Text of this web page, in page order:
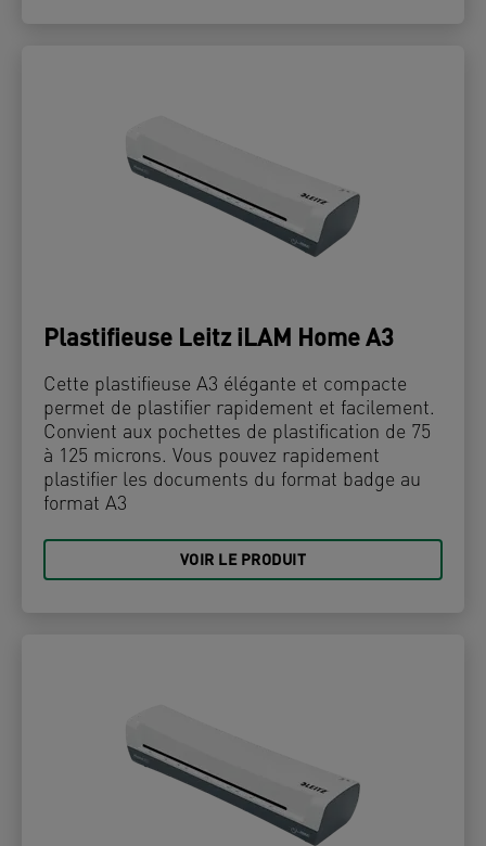
Plastifieuse Leitz iLAM Home A3
Cette plastifieuse A3 élégante et compacte
permet de plastifier rapidement et facilement.
Convient aux pochettes de plastification de 75
à 125 microns. Vous pouvez rapidement
plastifier les documents du format badge au
format A3
VOIR LE PRODUIT